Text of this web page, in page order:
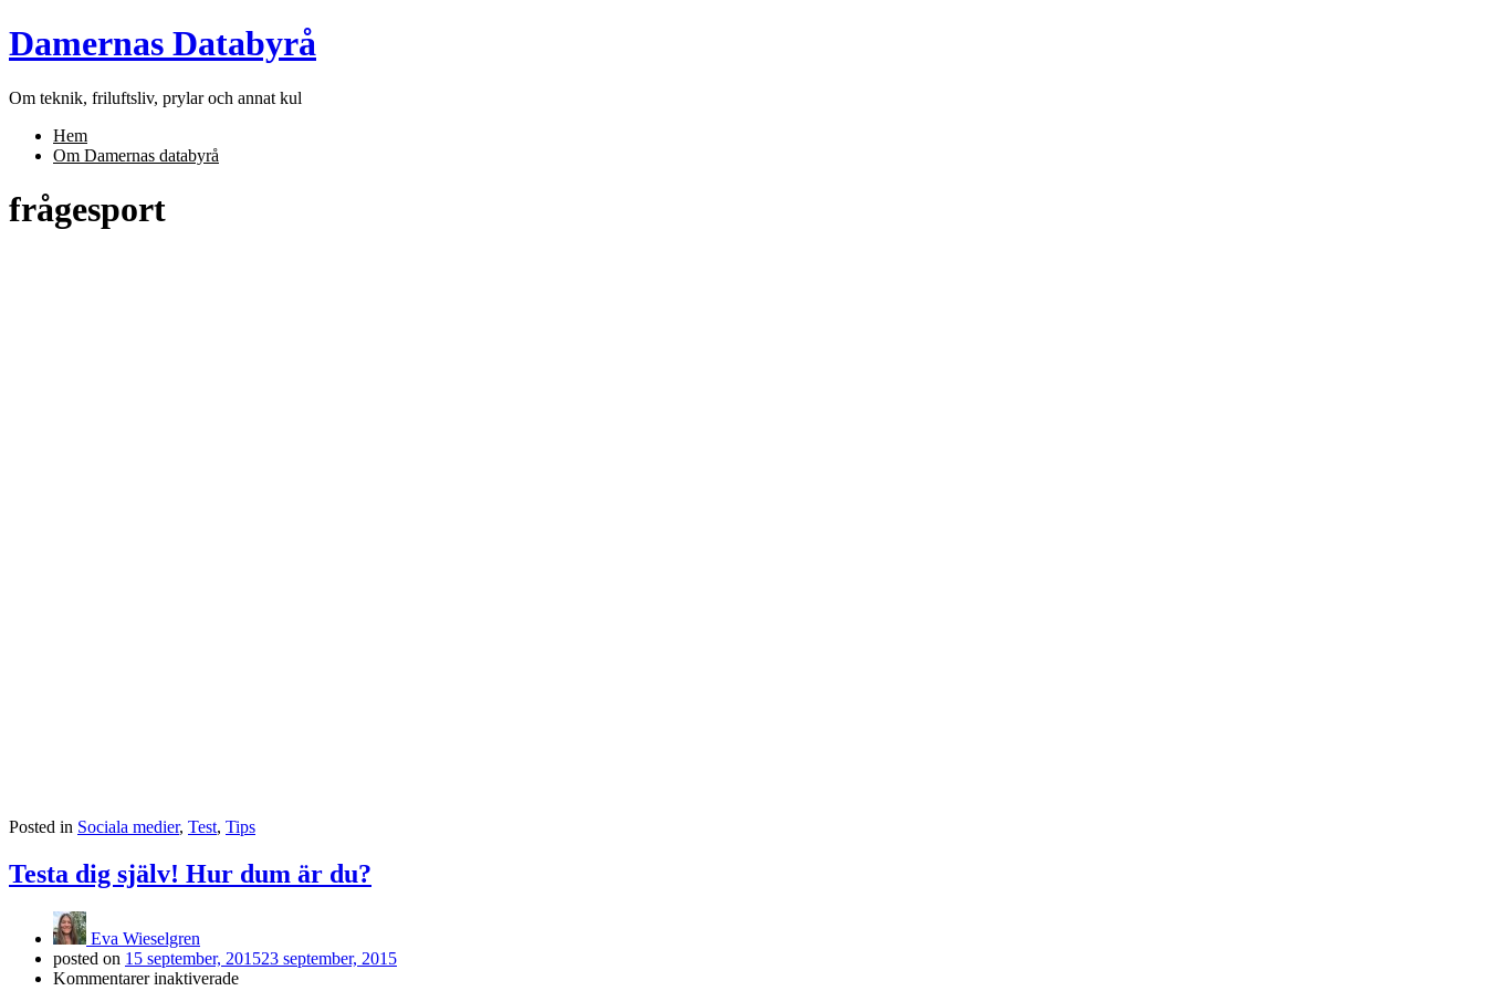
Skip
to
Damernas Databyrå
Om teknik, friluftsliv, prylar och annat kul
Hem
Om Damernas databyrå
frågesport
Posted in Sociala medier, Test, Tips
Testa dig själv! Hur dum är du?
Eva Wieselgren
posted on 15 september, 201523 september, 2015
Kommentarer inaktiveradeför